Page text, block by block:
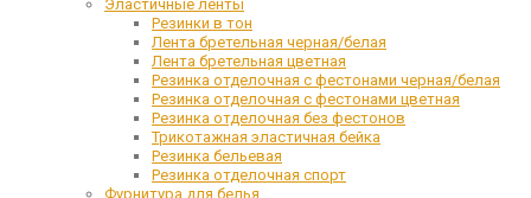
Эластичные ленты
Резинки в тон
Лента бретельная черная/белая
Лента бретельная цветная
Резинка отделочная с фестонами черная/белая
Резинка отделочная с фестонами цветная
Резинка отделочная без фестонов
Трикотажная эластичная бейка
Резинка бельевая
Резинка отделочная спорт
Фурнитура для белья